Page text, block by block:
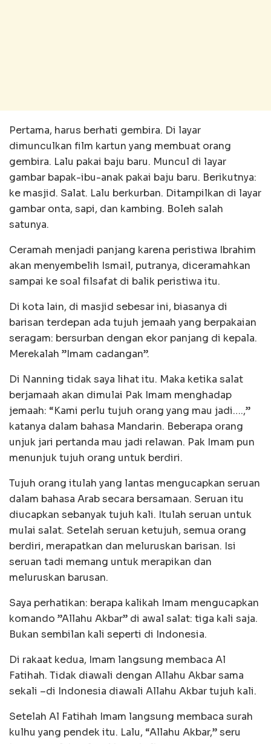
Pertama, harus berhati gembira. Di layar
dimunculkan film kartun yang membuat orang
gembira. Lalu pakai baju baru. Muncul di layar
gambar bapak-ibu-anak pakai baju baru. Berikutnya:
ke masjid. Salat. Lalu berkurban. Ditampilkan di layar
gambar onta, sapi, dan kambing. Boleh salah
satunya.
Ceramah menjadi panjang karena peristiwa Ibrahim
akan menyembelih Ismail, putranya, diceramahkan
sampai ke soal filsafat di balik peristiwa itu.
Di kota lain, di masjid sebesar ini, biasanya di
barisan terdepan ada tujuh jemaah yang berpakaian
seragam: bersurban dengan ekor panjang di kepala.
Merekalah ”Imam cadangan”.
Di Nanning tidak saya lihat itu. Maka ketika salat
berjamaah akan dimulai Pak Imam menghadap
jemaah: “Kami perlu tujuh orang yang mau jadi….,”
katanya dalam bahasa Mandarin. Beberapa orang
unjuk jari pertanda mau jadi relawan. Pak Imam pun
menunjuk tujuh orang untuk berdiri.
Tujuh orang itulah yang lantas mengucapkan seruan
dalam bahasa Arab secara bersamaan. Seruan itu
diucapkan sebanyak tujuh kali. Itulah seruan untuk
mulai salat. Setelah seruan ketujuh, semua orang
berdiri, merapatkan dan meluruskan barisan. Isi
seruan tadi memang untuk merapikan dan
meluruskan barusan.
Saya perhatikan: berapa kalikah Imam mengucapkan
komando ”Allahu Akbar” di awal salat: tiga kali saja.
Bukan sembilan kali seperti di Indonesia.
Di rakaat kedua, Imam langsung membaca Al
Fatihah. Tidak diawali dengan Allahu Akbar sama
sekali –di Indonesia diawali Allahu Akbar tujuh kali.
Setelah Al Fatihah Imam langsung membaca surah
kulhu yang pendek itu. Lalu, “Allahu Akbar,” seru